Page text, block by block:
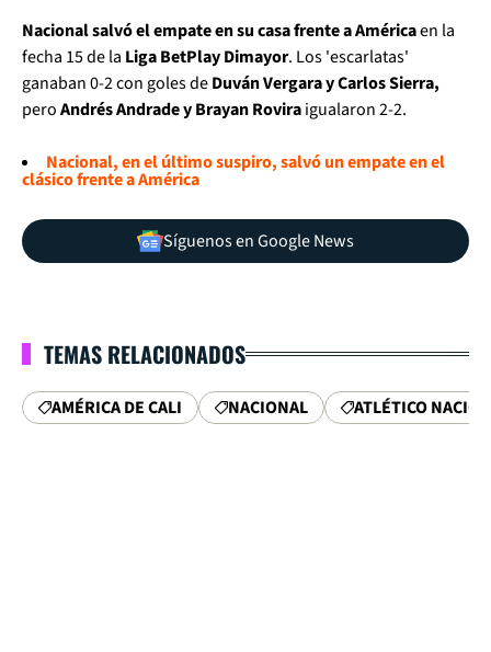
Nacional salvó el empate en su casa frente a Américaen la
fecha 15 de la Liga BetPlay Dimayor. Los 'escarlatas'
ganaban 0-2 con goles deDuván Vergara y Carlos Sierra,
peroAndrés Andrade y Brayan Roviraigualaron 2-2.
Nacional, en el último suspiro, salvó un empate en el
clásico frente a América
Síguenos en Google News
TEMAS RELACIONADOS
AMÉRICA DE CALI NACIONAL ATLÉTICO